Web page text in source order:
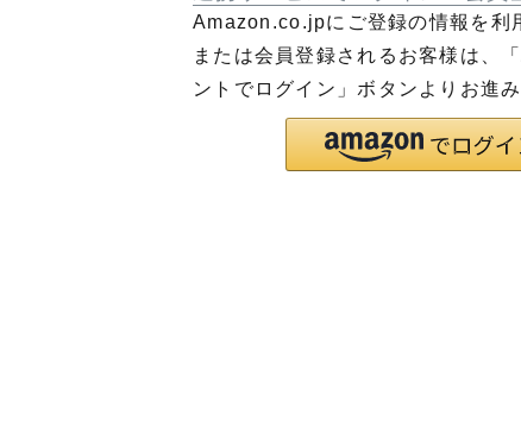
Amazon.co.jpにご登録の情報を利
または会員登録されるお客様は、
ントでログイン」ボタンよりお進み